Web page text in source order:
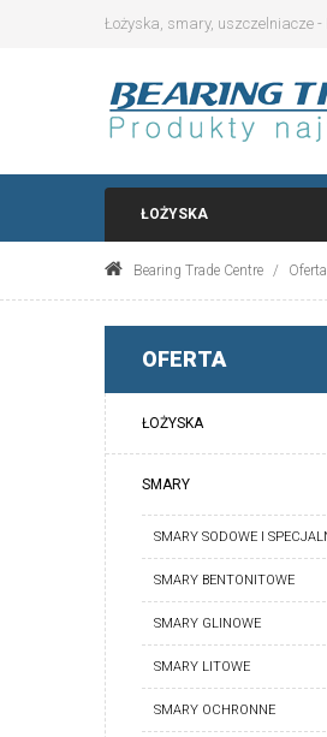
Łożyska, smary, uszczelniacze -
ŁOŻYSKA
Bearing Trade Centre Oferta
OFERTA
ŁOŻYSKA
SMARY
SMARY SODOWE I
SMARY BENTONITOWE
SMARY GLINOWE
SMARY LITOWE
SMARY OCHRONNE